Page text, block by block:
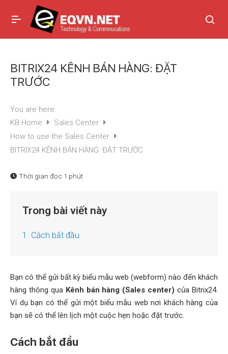
BITRIX24 KÊNH BÁN HÀNG: ĐẶT
TRƯỚC
You are here:
KB Home
Sales Center
How to use the Sales Center
BITRIX24 KÊNH BÁN HÀNG: ĐẶT TRƯỚC
Thời gian đọc 1 phút
Trong bài viết này
1. Cách bắt đầu
Bạn có thể gửi bất kỳ biểu mẫu web (webform) nào đến khách
hàng thông qua Kênh bán hàng (Sales center) của Bitrix24.
Ví dụ bạn có thể gửi một biểu mẫu web nơi khách hàng của
bạn sẽ có thể lên lịch một cuộc hẹn hoặc đặt trước.
Cách bắt đầu